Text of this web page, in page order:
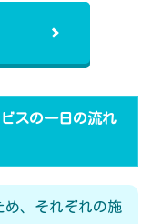
スの一日の流れ
め、それぞれの施